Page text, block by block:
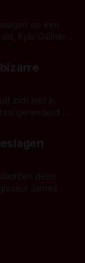
op een
Kyle Gallner
de
zich niet in
gerenderd en
ieder woord
deze
James